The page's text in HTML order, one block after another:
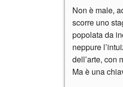
Non è male,
scorre uno
popolata da
neppure
dell’arte, con
Ma è una